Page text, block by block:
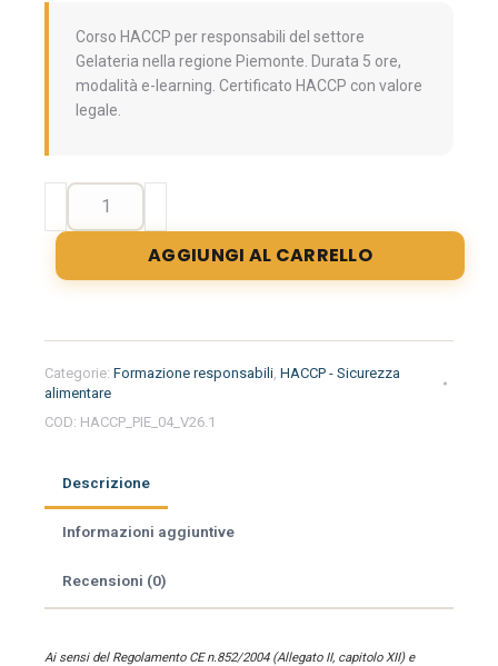
Corso HACCP per responsabili del settore
Gelateria nella regione Piemonte. Durata 5 ore,
modalità e-learning. Certificato HACCP con valore
legale.
Formazione
per
responsabili
alimentare
nella
regione
Piemonte
quantità
AGGIUNGI AL CARRELLO
Categorie: Formazione responsabili, HACCP - Sicurezza
alimentare
COD: HACCP_PIE_04_V26.1
Descrizione
Informazioni aggiuntive
Recensioni (0)
Ai sensi del Regolamento CE n.852/2004 (Allegato II, capitolo XII) e